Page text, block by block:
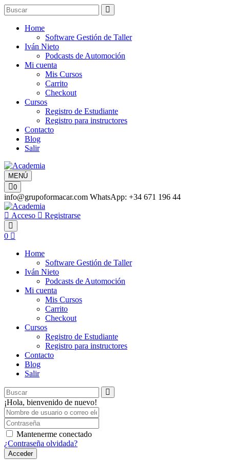
Home
Software Gestión de Taller
Iván Nieto
Podcasts de Automoción
Mi cuenta
Mis Cursos
Carrito
Checkout
Cursos
Registro de Estudiante
Registro para instructores
Contacto
Blog
Salir
MENÚ
0
info@grupoformacar.com WhatsApp: +34 671 196 44
Acceso Registrarse
0
Home
Software Gestión de Taller
Iván Nieto
Podcasts de Automoción
Mi cuenta
Mis Cursos
Carrito
Checkout
Cursos
Registro de Estudiante
Registro para instructores
Contacto
Blog
Salir
¡Hola, bienvenido de nuevo!
Mantenerme conectado
¿Contraseña olvidada?
Acceder